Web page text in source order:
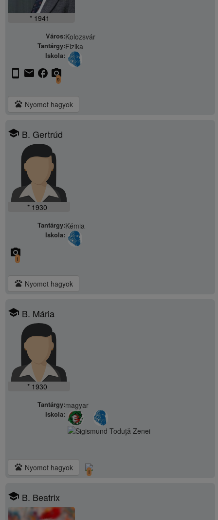
* 1941
Város:Kolozsvár
Tantárgy:Fizika
Iskola:
stay_current_portrait email facebook camera_alt
9
pets Nyomot hagyok
school B. Gertrúd
* 1930
Tantárgy:Kémia
Iskola:
camera_alt
1
pets Nyomot hagyok
school B. Mária
* 1930
Tantárgy:magyar
Iskola:
pets Nyomot hagyok 1
school B. Beatrix